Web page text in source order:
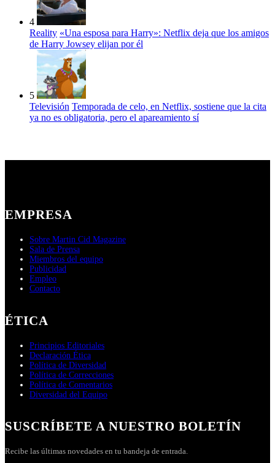
4
Reality «Una esposa para Harry»: Netflix deja que los amigos
de Harry Jowsey elijan por él
5
Televisión Temporada de celo, en Netflix, sostiene que la cita
ya no es obligatoria, pero el apareamiento sí
EMPRESA
Sobre Martin Cid Magazine
Sala de Prensa
Miembros del equipo
Publicidad
Empleo
Contacto
ÉTICA
Principios Editoriales
Declaración Ética
Política de Diversidad
Política de Correcciones
Política de Comentarios
Diversidad del Equipo
SUSCRÍBETE A NUESTRO BOLETÍN
Recibe las últimas novedades en tu bandeja de entrada.